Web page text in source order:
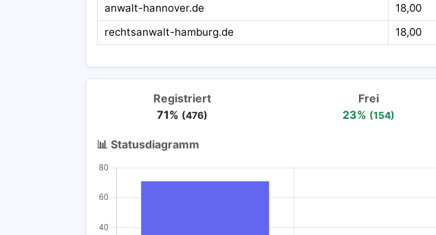
anwalt-hannover.de
18,00
rechtsanwalt-hamburg.de
18,00
Registriert
71% (476)
Frei
23% (154)
📊 Statusdiagramm